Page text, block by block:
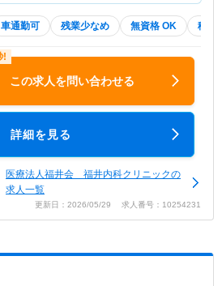
車通勤可 残業少なめ 無資格 OK 積極
この求人を問い合わせる
詳細を見る
医療法人福井会 福井内科クリニックの
求人一覧
更新日：2026/05/29 求人番号：10254231